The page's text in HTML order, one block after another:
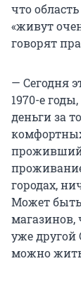
что
«живут
говорят
— Сегодня
1970-е
деньги за
проживший
городах,
Может
магазинов,
уже другой
можно